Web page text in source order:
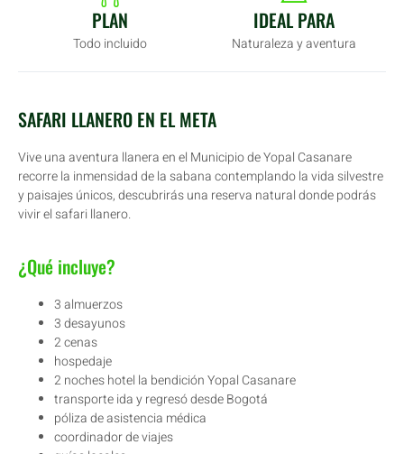
PLAN
Todo incluido
IDEAL PARA
Naturaleza y aventura
SAFARI LLANERO EN EL META
Vive una aventura llanera en el Municipio de Yopal Casanare
recorre la inmensidad de la sabana contemplando la vida silvestre
y paisajes únicos, descubrirás una reserva natural donde podrás
vivir el safari llanero.
¿Qué incluye?
3 almuerzos
3 desayunos
2 cenas
hospedaje
2 noches hotel la bendición Yopal Casanare
transporte ida y regresó desde Bogotá
póliza de asistencia médica
coordinador de viajes